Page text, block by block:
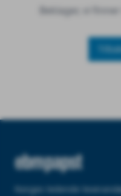
Beklager, vi
Norges ledende